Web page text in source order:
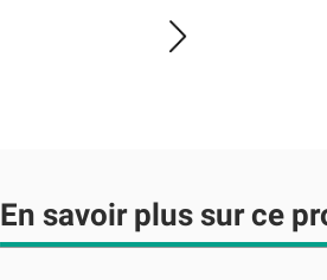
En savoir plus sur ce